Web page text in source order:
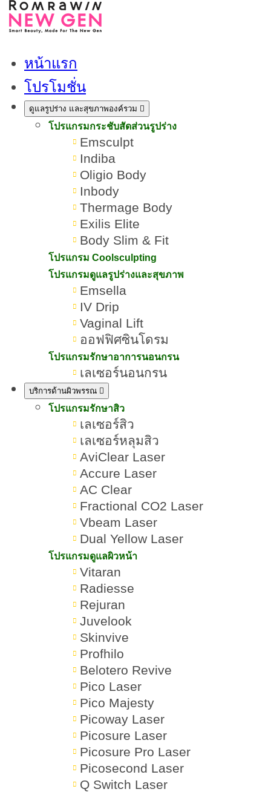
หน้าแรก
โปรโมชั่น
ดูแลรูปร่าง และสุขภาพองค์รวม
โปรแกรมกระชับสัดส่วนรูปร่าง
Emsculpt
Indiba
Oligio Body
Inbody
Thermage Body
Exilis Elite
Body Slim & Fit
โปรแกรม Coolsculpting
โปรแกรมดูแลรูปร่างและสุขภาพ
Emsella
IV Drip
Vaginal Lift
ออฟฟิศซินโดรม
โปรแกรมรักษาอาการนอนกรน
เลเซอร์นอนกรน
บริการด้านผิวพรรณ
โปรแกรมรักษาสิว
เลเซอร์สิว
เลเซอร์หลุมสิว
AviClear Laser
Accure Laser
AC Clear
Fractional CO2 Laser
Vbeam Laser
Dual Yellow Laser
โปรแกรมดูแลผิวหน้า
Vitaran
Radiesse
Rejuran
Juvelook
Skinvive
Profhilo
Belotero Revive
Pico Laser
Pico Majesty
Picoway Laser
Picosure Laser
Picosure Pro Laser
Picosecond Laser
Q Switch Laser
บิวกิ้น-พีพีอยู่ตรงหน้าแค่ 10
วิ… คุณจะพูดอะไรให้เขา
“กระชับใจ” ที่สุด ?
ทีมผู้เชี่ยวชาญ ROMRAWIN CLINIC
»
ข่าวและ
กิจกรรม
»
บิวกิ้น-พีพีอยู่ตรงหน้าแค่ 10
“กระชับใจ” ที่สุด ?